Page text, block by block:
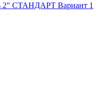
2" СТАНДАРТ Вариант 1